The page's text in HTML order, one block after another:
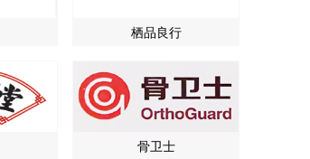
栖品良行
骨卫士